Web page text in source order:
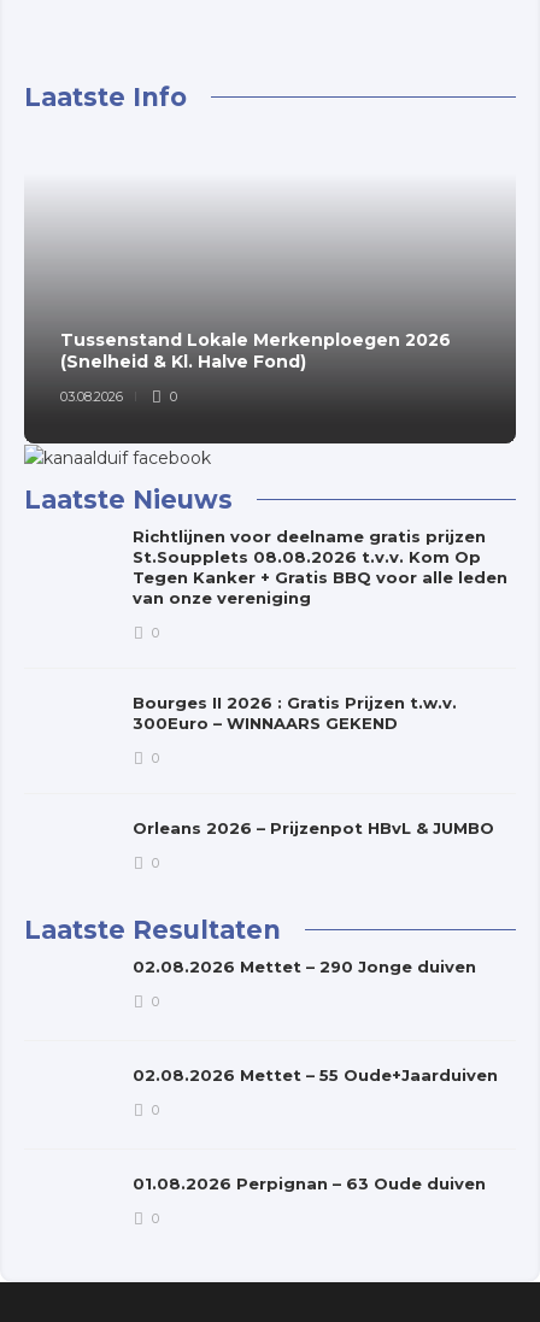
Laatste Info
Tussenstand Lokale Merkenploegen 2026
(Snelheid & Kl. Halve Fond)
03.08.2026 0
Laatste Nieuws
Richtlijnen voor deelname gratis prijzen
St.Soupplets 08.08.2026 t.v.v. Kom Op
Tegen Kanker + Gratis BBQ voor alle leden
van onze vereniging
0
Bourges II 2026 : Gratis Prijzen t.w.v.
300Euro – WINNAARS GEKEND
0
Orleans 2026 – Prijzenpot HBvL & JUMBO
0
Laatste Resultaten
02.08.2026 Mettet – 290 Jonge duiven
0
02.08.2026 Mettet – 55 Oude+Jaarduiven
0
01.08.2026 Perpignan – 63 Oude duiven
0